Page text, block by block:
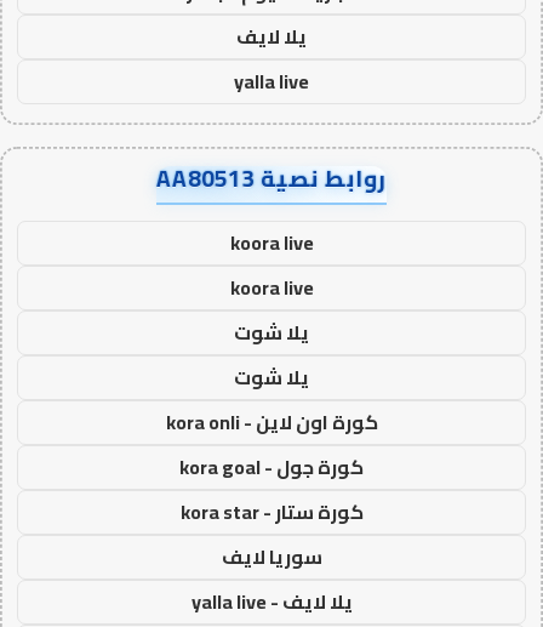
يلا لايف
yalla live
روابط نصية AA80513
koora live
koora live
يلا شوت
يلا شوت
كورة اون لاين - kora onli
كورة جول - kora goal
كورة ستار - kora star
سوريا لايف
يلا لايف - yalla live